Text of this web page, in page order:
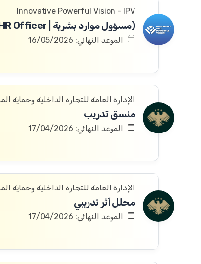
Innovative Powerful Vision - IPV
(مسؤول موارد بشرية | HR Officer)
الموعد النهائي: 16/05/2026
الإدارة العامة للتجارة الداخلية وحماية
منسق تدريب
الموعد النهائي: 17/04/2026
الإدارة العامة للتجارة الداخلية وحماية
محلل أثر تدريبي
الموعد النهائي: 17/04/2026